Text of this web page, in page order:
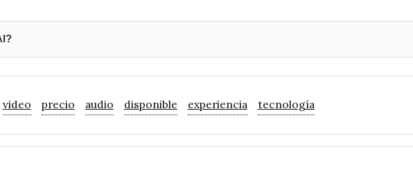
video precio audio disponible experiencia tecnología